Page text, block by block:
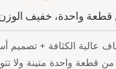
واحدة، خفيف
عالية الكثافة + تصميم
من قطعة واحدة متينة ولا